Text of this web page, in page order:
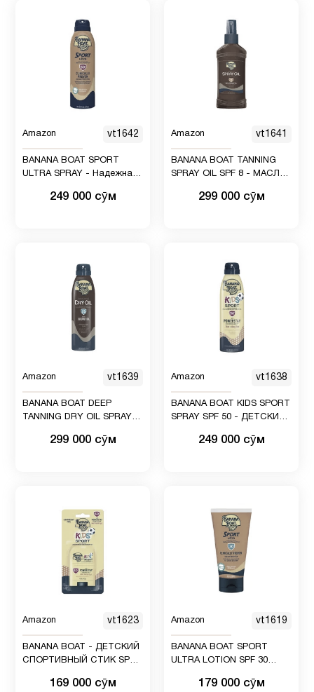
Amazon vt1642
BANANA BOAT SPORT
ULTRA SPRAY - Надежная
249 000 сӯм
Amazon vt1641
BANANA BOAT TANNING
SPRAY OIL SPF 8 - МАСЛО-
299 000 сӯм
Amazon vt1639
BANANA BOAT DEEP
TANNING DRY OIL SPRAY
СПРЕЙ ДЛЯ ГЛУБОКОГО
299 000 сӯм
Amazon vt1638
BANANA BOAT KIDS SPORT
SPRAY SPF 50 - ДЕТСКИЙ
249 000 сӯм
Amazon vt1623
BANANA BOAT - ДЕТСКИЙ
СПОРТИВНЫЙ СТИК SPF
169 000 сӯм
Amazon vt1619
BANANA BOAT SPORT
ULTRA LOTION SPF 30
179 000 сӯм